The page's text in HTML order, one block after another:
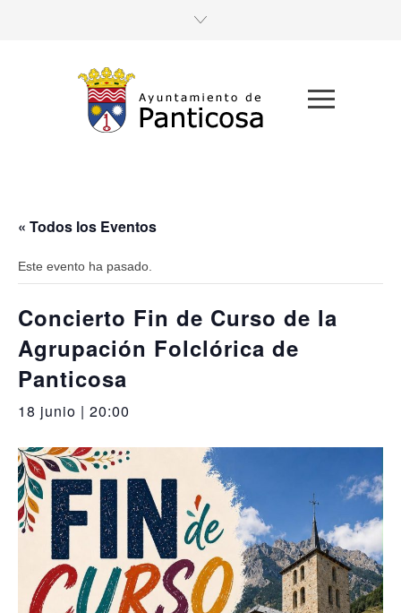
« Todos los Eventos
Este evento ha pasado.
Concierto Fin de Curso de la
Agrupación Folclórica de
Panticosa
18 junio | 20:00